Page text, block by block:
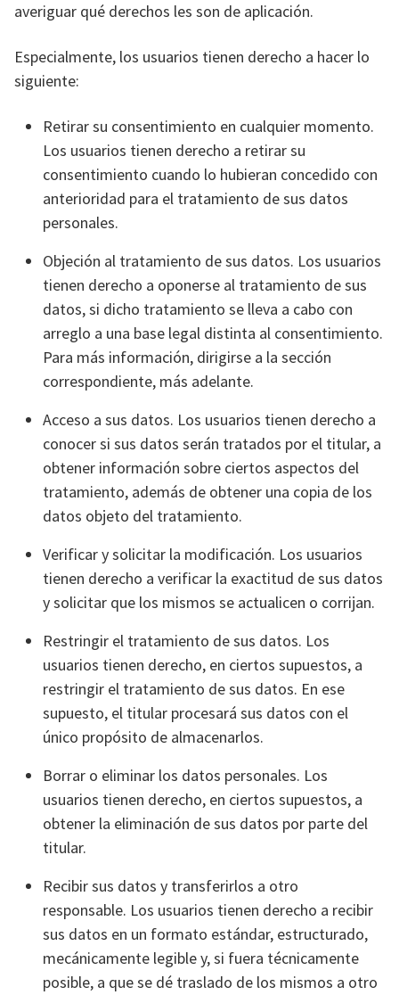
averiguar qué derechos les son de aplicación.
Especialmente, los usuarios tienen derecho a hacer lo
siguiente:
Retirar su consentimiento en cualquier momento.
Los usuarios tienen derecho a retirar su
consentimiento cuando lo hubieran concedido con
anterioridad para el tratamiento de sus datos
personales.
Objeción al tratamiento de sus datos. Los usuarios
tienen derecho a oponerse al tratamiento de sus
datos, si dicho tratamiento se lleva a cabo con
arreglo a una base legal distinta al consentimiento.
Para más información, dirigirse a la sección
correspondiente, más adelante.
Acceso a sus datos. Los usuarios tienen derecho a
conocer si sus datos serán tratados por el titular, a
obtener información sobre ciertos aspectos del
tratamiento, además de obtener una copia de los
datos objeto del tratamiento.
Verificar y solicitar la modificación. Los usuarios
tienen derecho a verificar la exactitud de sus datos
y solicitar que los mismos se actualicen o corrijan.
Restringir el tratamiento de sus datos. Los
usuarios tienen derecho, en ciertos supuestos, a
restringir el tratamiento de sus datos. En ese
supuesto, el titular procesará sus datos con el
único propósito de almacenarlos.
Borrar o eliminar los datos personales. Los
usuarios tienen derecho, en ciertos supuestos, a
obtener la eliminación de sus datos por parte del
titular.
Recibir sus datos y transferirlos a otro
responsable. Los usuarios tienen derecho a recibir
sus datos en un formato estándar, estructurado,
mecánicamente legible y, si fuera técnicamente
posible, a que se dé traslado de los mismos a otro